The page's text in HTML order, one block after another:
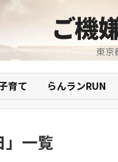
ご機
東京
育て らんランRUN
」 一覧